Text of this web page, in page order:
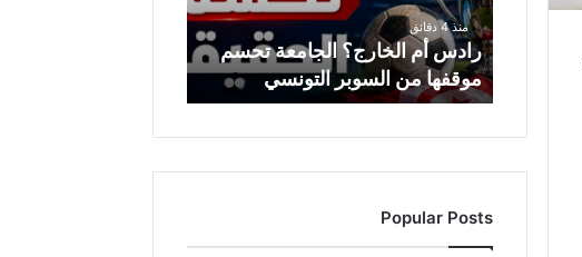
ا
ل
خ
ا
ر
ا
ج
ا
منذ 4 دقائق
رادس أم الخارج؟ الجامعة تحسم
موقفها من السوبر التونسي
Popular Posts